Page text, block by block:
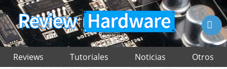
Reviews Tutoriales Noticias Otros
